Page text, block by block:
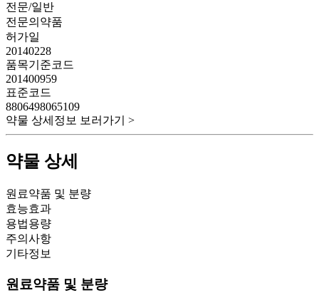
전문/일반
전문의약품
허가일
20140228
품목기준코드
201400959
표준코드
8806498065109
약물 상세정보 보러가기 >
약물 상세
원료약품 및 분량
효능효과
용법용량
주의사항
기타정보
원료약품 및 분량